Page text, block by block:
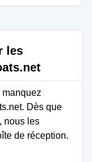
les
Dès que
nous les
de réception.